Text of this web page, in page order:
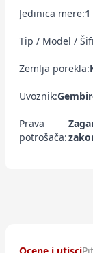
Jedinica mere:
Tip / Model /
Zemlja porekla:
Uvoznik:
Prava
potrošača: